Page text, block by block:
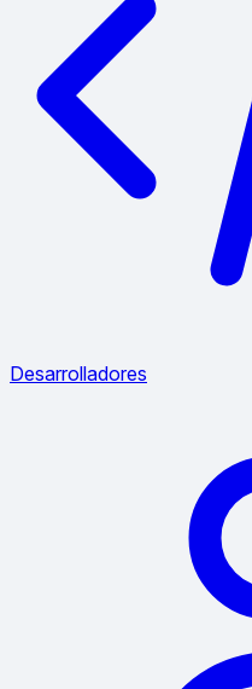
Desarrolladores